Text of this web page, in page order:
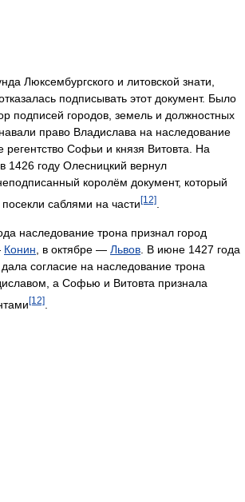
Люксембургского и литовской знати,
подписывать этот документ. Было
подписей городов, земель и должностных
право Владислава на наследование
регентство Софьи и князя Витовта. На
в 1426 году Олесницкий вернул
королём документ, который
посекли саблями на части [12]
наследование трона признал город
Конин , в октябре — Львов . В июне 1427 года
согласие на наследование трона
а Софью и Витовта признала
[12]